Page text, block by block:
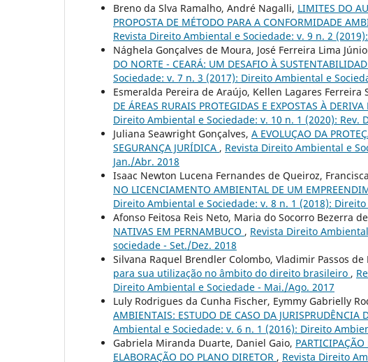
Breno da Slva Ramalho, André Nagalli, LIMITES DO
PROPOSTA DE MÉTODO PARA A CONFORMIDADE
Revista Direito Ambiental e Sociedade: v. 9 n. 2
Nághela Gonçalves de Moura, José Ferreira Lima
DO NORTE - CEARÁ: UM DESAFIO À
Sociedade: v. 7 n. 3 (2017): Direito Ambiental e
Esmeralda Pereira de Araújo, Kellen Lagares Ferreira
DE ÁREAS RURAIS PROTEGIDAS E EXPOSTAS À
Direito Ambiental e Sociedade: v. 10 n. 1 (2020):
Juliana Seawright Gonçalves, A EVOLUÇAO DA
SEGURANÇA JURÍDICA , Revista Direito Ambiental e
Jan./Abr. 2018
Isaac Newton Lucena Fernandes de Queiroz,
NO LICENCIAMENTO AMBIENTAL DE UM
Direito Ambiental e Sociedade: v. 8 n. 1 (2018):
Afonso Feitosa Reis Neto, Maria do Socorro Bezerra
NATIVAS EM PERNAMBUCO , Revista Direito
sociedade - Set./Dez. 2018
Silvana Raquel Brendler Colombo, Vladimir Passos de
para sua utilização no âmbito do direito brasileiro ,
Direito Ambiental e Sociedade - Mai./Ago. 2017
Luly Rodrigues da Cunha Fischer, Eymmy Gabrielly
AMBIENTAIS: ESTUDO DE CASO DA JURISPRUDÊNCIA
Ambiental e Sociedade: v. 6 n. 1 (2016): Direito
Gabriela Miranda Duarte, Daniel Gaio,
ELABORAÇÃO DO PLANO DIRETOR , Revista Direito